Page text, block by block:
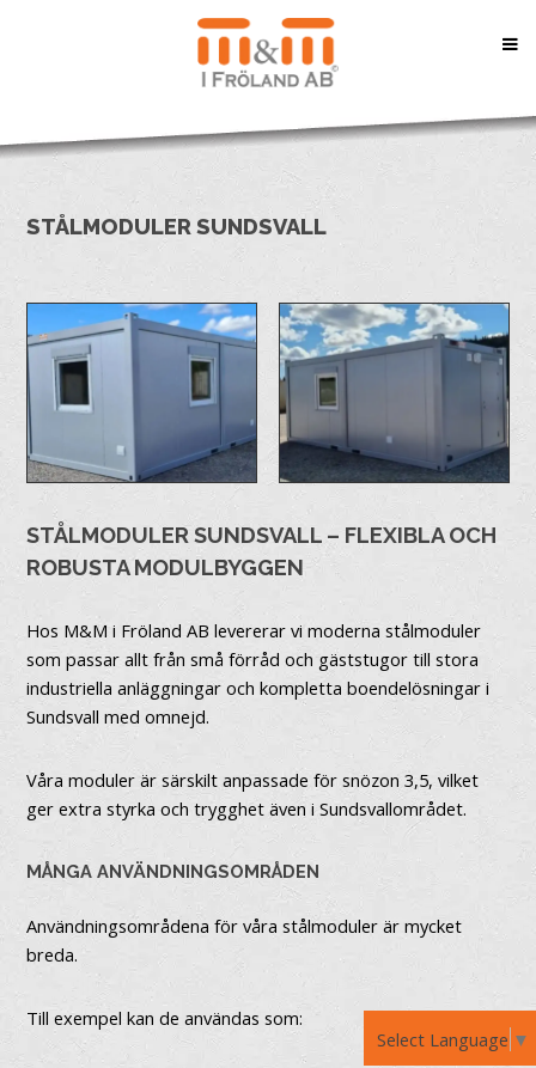
Select Language ▼
STÅLMODULER SUNDSVALL
STÅLMODULER SUNDSVALL – FLEXIBLA OCH
ROBUSTA MODULBYGGEN
Hos M&M i Fröland AB levererar vi moderna stålmoduler
som passar allt från små förråd och gäststugor till stora
industriella anläggningar och kompletta boendelösningar i
Sundsvall med omnejd.
Våra moduler är särskilt anpassade för snözon 3,5, vilket
ger extra styrka och trygghet även i Sundsvallområdet.
MÅNGA ANVÄNDNINGSOMRÅDEN
Användningsområdena för våra stålmoduler är mycket
breda.
Till exempel kan de användas som: